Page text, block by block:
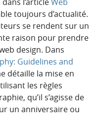
toujours d’actualité.
se rendent sur un
raison pour prendre
design. Dans
Guidelines and
détaille la mise en
les règles
qu’il s’agisse de
un anniversaire ou